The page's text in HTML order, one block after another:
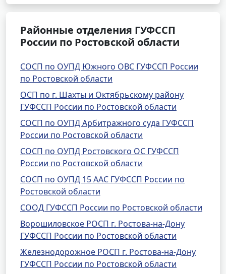
Районные отделения ГУФССП
России по Ростовской области
СОСП по ОУПД Южного ОВС ГУФССП России
по Ростовской области
ОСП по г. Шахты и Октябрьскому району
ГУФССП России по Ростовской области
СОСП по ОУПД Арбитражного суда ГУФССП
России по Ростовской области
СОСП по ОУПД Ростовского ОС ГУФССП
России по Ростовской области
СОСП по ОУПД 15 ААС ГУФССП России по
Ростовской области
СООД ГУФССП России по Ростовской области
Ворошиловское РОСП г. Ростова-на-Дону
ГУФССП России по Ростовской области
Железнодорожное РОСП г. Ростова-на-Дону
ГУФССП России по Ростовской области